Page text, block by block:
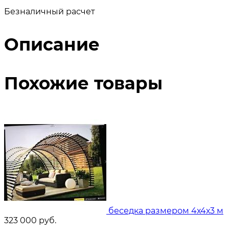
Безналичный расчет
Описание
Похожие товары
беседка размером 4х4х3 м
323 000 руб.